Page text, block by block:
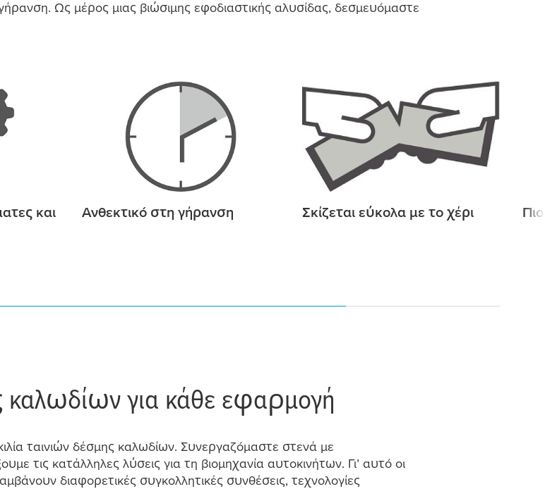
Ως μέρος μιας βιώσιμης εφοδιαστικής αλυσίδας, δεσμευόμαστε
ατες και
Ανθεκτικό στη γήρανση Σκίζεται εύκολα με το χέρι
καλωδίων για κάθε εφαρμογή
ταινιών δέσμης καλωδίων. Συνεργαζόμαστε στενά με
με τις κατάλληλες λύσεις για τη βιομηχανία αυτοκινήτων. Γι’ αυτό οι
μβάνουν διαφορετικές συγκολλητικές συνθέσεις, τεχνολογίες